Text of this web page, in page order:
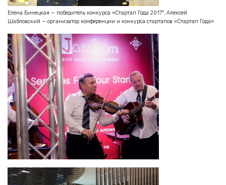
Елена Бинецкая — победитель конкурса «Стартап Года 2017″, Алексей
Шабловский — организатор конференции и конкурса стартапов «Стартап Года»